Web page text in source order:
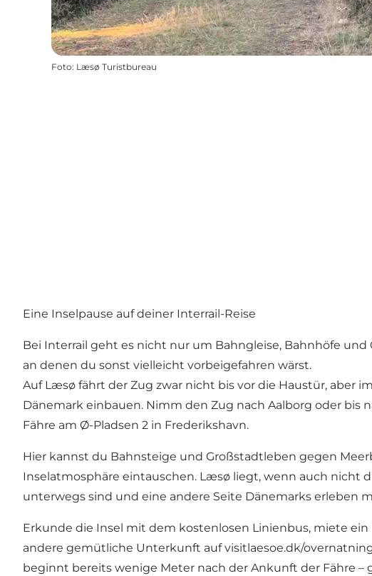
Foto: Læsø Turistbureau
Eine Inselpause auf deiner Interrail-Reise
Bei Interrail geht es nicht nur um Bahngleise, Bahnhöfe
an denen du sonst vielleicht vorbeigefahren wärst.
Auf Læsø fährt der Zug zwar nicht bis vor die Haustür, aber
Dänemark einbauen. Nimm den Zug nach Aalborg oder
Fähre am Ø-Pladsen 2 in Frederikshavn.
Hier kannst du Bahnsteige und Großstadtleben gegen
Inselatmosphäre eintauschen. Læsø liegt, wenn auch nicht
unterwegs sind und eine andere Seite Dänemarks erleben
Erkunde die Insel mit dem kostenlosen Linienbus, miete
andere gemütliche Unterkunft auf visitlaesoe.dk/
beginnt bereits wenige Meter nach der Ankunft der Fähre –